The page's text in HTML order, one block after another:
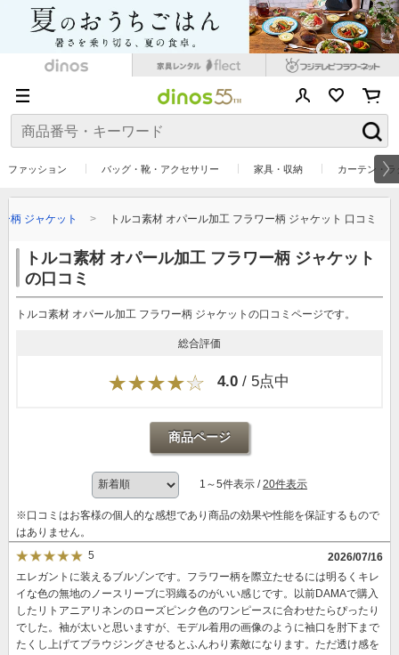
ファッション バッグ・靴・アクセサリー 家具・収納 カーテン・
柄 ジャケット トルコ素材 オパール加工 フラワー柄 ジャケット 口コミ
トルコ素材 オパール加工 フラワー柄 ジャケット
の口コミ
トルコ素材 オパール加工 フラワー柄 ジャケットの口コミページです。
総合評価
4.0 / 5点中
商品ページ
1～5件表示 /20件表示
※口コミはお客様の個人的な感想であり商品の効果や性能を保証するもので
はありません。
5
2026/07/16
エレガントに装えるブルゾンです。フラワー柄を際立たせるには明るくキレ
イな色の無地のノースリーブに羽織るのがいい感じです。以前DAMAで購入
したリトアニアリネンのローズピンク色のワンピースに合わせたらぴったり
でした。袖が太いと思いますが、モデル着用の画像のように袖口を肘下まで
たくし上げてブラウジングさせるとふんわり素敵になります。ただ透け感を